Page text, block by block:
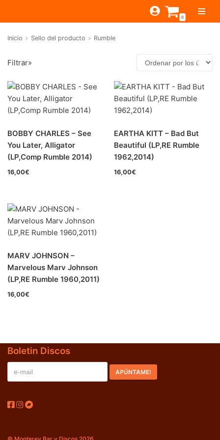
al
contenido
0
ESTILOS
BEAT-GARAGE-RNR
PSYCH-PROG-HARD
PUNK-REVIVAL-GLAM
ALTERNATIVE-INDIE
OFERTAS
PREGUNTAS?
JAGUAR
MONTEREY
CANTINA BAR
PUB
CONTACTO
Filtrar por
Psych-Prog-Hard(0)
Folk-Rock-Psych(0)
Punk-Revival-Glam
RnB-Soul-Latin (10)
Jazz-Blues (0)
Nacional (0)
VVAA
20s(0)
30s
50s
Inicio » Sello del producto » Rumble
Filtrar»
BOBBY CHARLES – See
You Later, Alligator
(LP,Comp Rumble 2014)
16,00€
EARTHA KITT – Bad But
Beautiful (LP,RE Rumble
1962,2014)
16,00€
MARV JOHNSON –
Marvelous Marv Johnson
(LP,RE Rumble 1960,2011)
16,00€
Boletin Discos